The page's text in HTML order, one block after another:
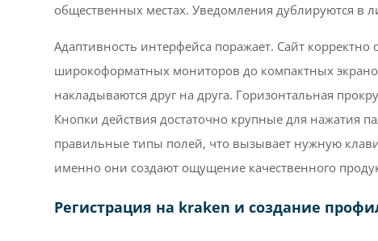
общественных местах. Уведомления дублируются в
Адаптивность интерфейса поражает. Сайт
широкоформатных мониторов до компактных
накладываются друг на друга. Горизонтальная
Кнопки действия достаточно крупные для нажатия
правильные типы полей, что вызывает нужную
именно они создают ощущение качественного
Регистрация на kraken и создание